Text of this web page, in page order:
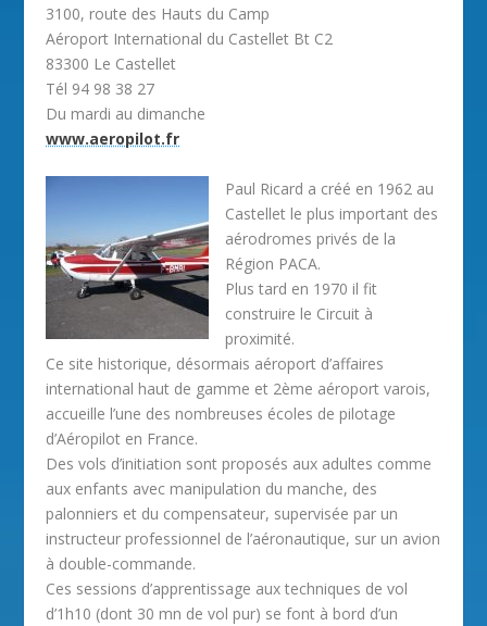
3100, route des Hauts du Camp
Aéroport International du Castellet Bt C2
83300 Le Castellet
Tél 94 98 38 27
Du mardi au dimanche
www.aeropilot.fr
Paul Ricard a créé en 1962 au
Castellet le plus important des
aérodromes privés de la
Région PACA.
Plus tard en 1970 il fit
construire le Circuit à
proximité.
Ce site historique, désormais aéroport d’affaires
international haut de gamme et 2ème aéroport varois,
accueille l’une des nombreuses écoles de pilotage
d’Aéropilot en France.
Des vols d’initiation sont proposés aux adultes comme
aux enfants avec manipulation du manche, des
palonniers et du compensateur, supervisée par un
instructeur professionnel de l’aéronautique, sur un avion
à double-commande.
Ces sessions d’apprentissage aux techniques de vol
d’1h10 (dont 30 mn de vol pur) se font à bord d’un